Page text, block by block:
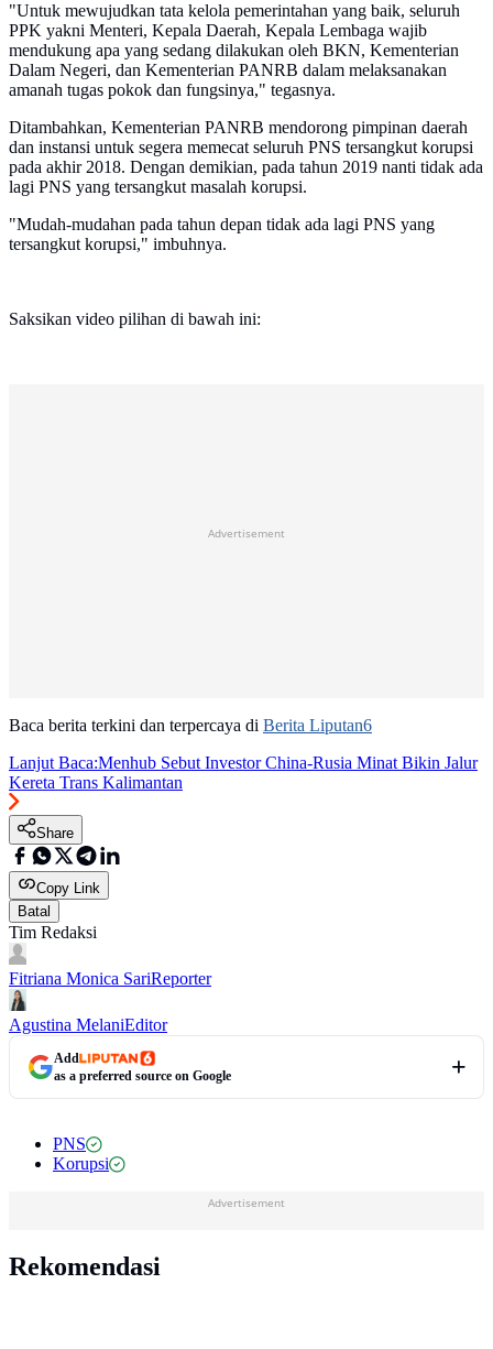
"Untuk mewujudkan tata kelola pemerintahan yang baik, seluruh
PPK yakni Menteri, Kepala Daerah, Kepala Lembaga wajib
mendukung apa yang sedang dilakukan oleh BKN, Kementerian
Dalam Negeri, dan Kementerian PANRB dalam melaksanakan
amanah tugas pokok dan fungsinya," tegasnya.
Ditambahkan, Kementerian PANRB mendorong pimpinan daerah
dan instansi untuk segera memecat seluruh PNS tersangkut korupsi
pada akhir 2018. Dengan demikian, pada tahun 2019 nanti tidak ada
lagi PNS yang tersangkut masalah korupsi.
"Mudah-mudahan pada tahun depan tidak ada lagi PNS yang
tersangkut korupsi," imbuhnya.
Saksikan video pilihan di bawah ini:
Advertisement
Baca berita terkini dan terpercaya di Berita Liputan6
Lanjut Baca:Menhub Sebut Investor China-Rusia Minat Bikin Jalur
Kereta Trans Kalimantan
Share
Copy Link
Batal
Tim Redaksi
Fitriana Monica SariReporter
Agustina MelaniEditor
Add
as a preferred source on Google
PNS
Korupsi
Advertisement
Rekomendasi